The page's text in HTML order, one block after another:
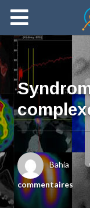
Ajouter du
Bahia
commentaires